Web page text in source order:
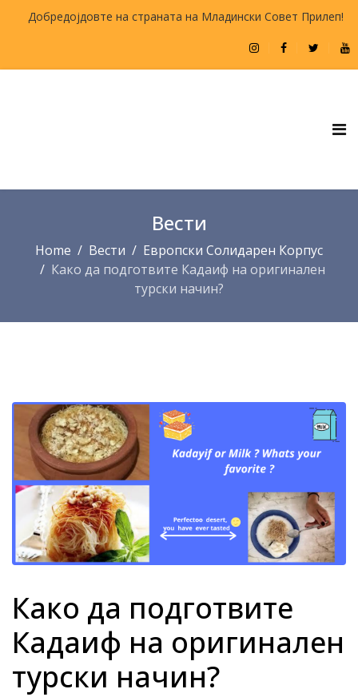
Добредојдовте на страната на Младински Совет Прилеп!
Вести
Home Вести
Европски Солидарен Корпус
Како да подготвите Кадаиф на оригинален
турски начин?
Како да подготвите
Кадаиф на оригинален
турски начин?